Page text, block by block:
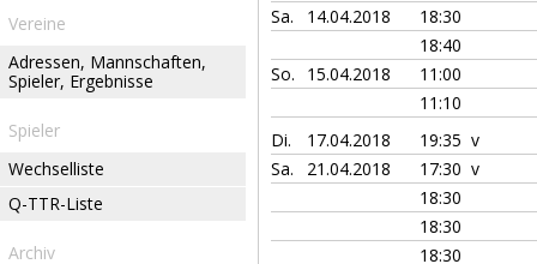
Vereine
Adressen, Mannschaften,
Spieler, Ergebnisse
Spieler
Wechselliste
Q-TTR-Liste
Archiv
Sa.
14.04.2018
18:30
18:40
So.
15.04.2018
11:00
11:10
Di.
17.04.2018
19:35 v
Sa.
21.04.2018
17:30 v
18:30
18:30
18:30